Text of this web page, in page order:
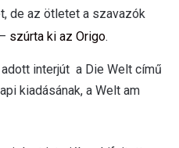
de az ötletet a szavazók
szúrta ki az Origo.
interjút a Die Welt című
kiadásának, a Welt am